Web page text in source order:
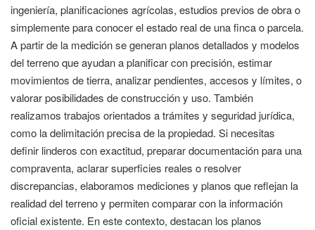
ingeniería, planificaciones agrícolas, estudios previos de obra o
simplemente para conocer el estado real de una finca o parcela.
A partir de la medición se generan planos detallados y modelos
del terreno que ayudan a planificar con precisión, estimar
movimientos de tierra, analizar pendientes, accesos y límites, o
valorar posibilidades de construcción y uso. También
realizamos trabajos orientados a trámites y seguridad jurídica,
como la delimitación precisa de la propiedad. Si necesitas
definir linderos con exactitud, preparar documentación para una
compraventa, aclarar superficies reales o resolver
discrepancias, elaboramos mediciones y planos que reflejan la
realidad del terreno y permiten comparar con la información
oficial existente. En este contexto, destacan los planos